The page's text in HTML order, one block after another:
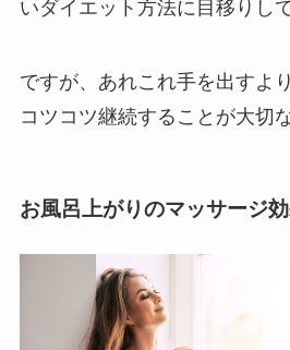
いダイエット方法に目移りし
ですが、あれこれ手を出すよ
コツコツ継続することが大切
お風呂上がりのマッサージ